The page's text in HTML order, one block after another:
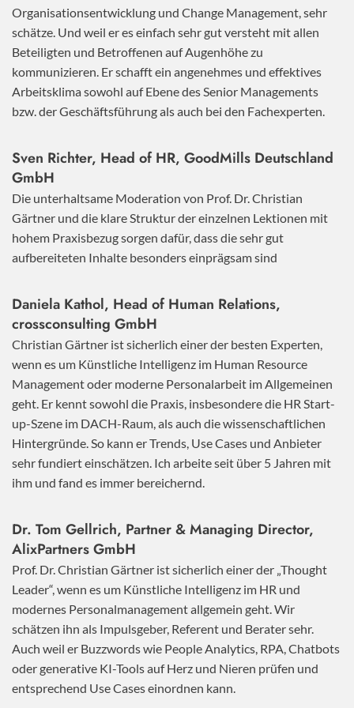
Organisationsentwicklung und Change Management, sehr
schätze. Und weil er es einfach sehr gut versteht mit allen
Beteiligten und Betroffenen auf Augenhöhe zu
kommunizieren. Er schafft ein angenehmes und effektives
Arbeitsklima sowohl auf Ebene des Senior Managements
bzw. der Geschäftsführung als auch bei den Fachexperten.
Sven Richter, Head of HR, GoodMills Deutschland
GmbH
Die unterhaltsame Moderation von Prof. Dr. Christian
Gärtner und die klare Struktur der einzelnen Lektionen mit
hohem Praxisbezug sorgen dafür, dass die sehr gut
aufbereiteten Inhalte besonders einprägsam sind
Daniela Kathol, Head of Human Relations,
crossconsulting GmbH
Christian Gärtner ist sicherlich einer der besten Experten,
wenn es um Künstliche Intelligenz im Human Resource
Management oder moderne Personalarbeit im Allgemeinen
geht. Er kennt sowohl die Praxis, insbesondere die HR Start-
up-Szene im DACH-Raum, als auch die wissenschaftlichen
Hintergründe. So kann er Trends, Use Cases und Anbieter
sehr fundiert einschätzen. Ich arbeite seit über 5 Jahren mit
ihm und fand es immer bereichernd.
Dr. Tom Gellrich, Partner & Managing Director,
AlixPartners GmbH
Prof. Dr. Christian Gärtner ist sicherlich einer der „Thought
Leader“, wenn es um Künstliche Intelligenz im HR und
modernes Personalmanagement allgemein geht. Wir
schätzen ihn als Impulsgeber, Referent und Berater sehr.
Auch weil er Buzzwords wie People Analytics, RPA, Chatbots
oder generative KI-Tools auf Herz und Nieren prüfen und
entsprechend Use Cases einordnen kann.